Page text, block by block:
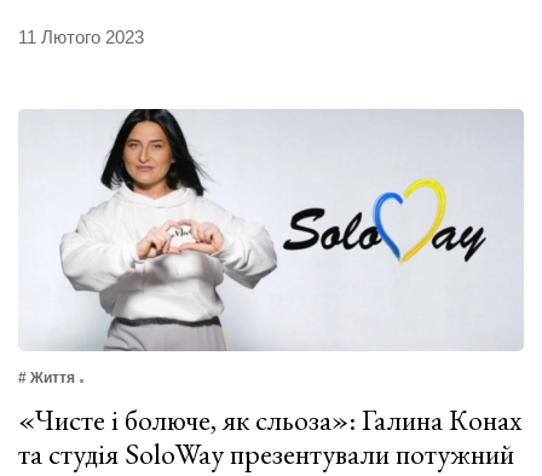
11 Лютого 2023
# Життя
«Чисте і болюче, як сльоза»: Галина Конах
та студія SoloWay презентували потужний